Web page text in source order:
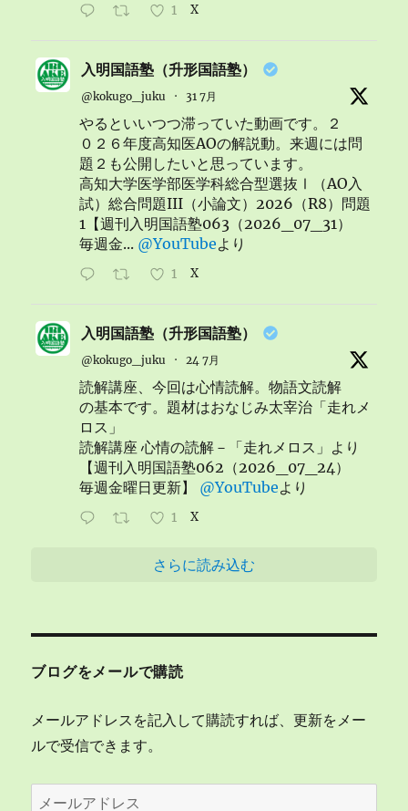
1 X
入明国語塾（升形国語塾）
@kokugo_juku · 31 7月
やるといいつつ滞っていた動画です。２
０２６年度高知医AOの解説動。来週には問
題２も公開したいと思っています。
高知大学医学部医学科総合型選抜Ⅰ（AO入
試）総合問題III（小論文）2026（R8）問題
1【週刊入明国語塾063（2026_07_31）
毎週金... @YouTubeより
1 X
入明国語塾（升形国語塾）
@kokugo_juku · 24 7月
読解講座、今回は心情読解。物語文読解
の基本です。題材はおなじみ太宰治「走れメ
ロス」
読解講座 心情の読解－「走れメロス」より
【週刊入明国語塾062（2026_07_24）
毎週金曜日更新】 @YouTubeより
1 X
さらに読み込む
ブログをメールで購読
メールアドレスを記入して購読すれば、更新をメー
ルで受信できます。